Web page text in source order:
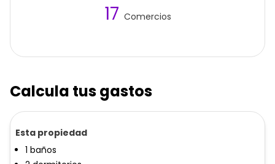
17 Comercios
Calcula tus gastos
Esta propiedad
1 baños